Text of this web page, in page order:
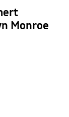
Monroe